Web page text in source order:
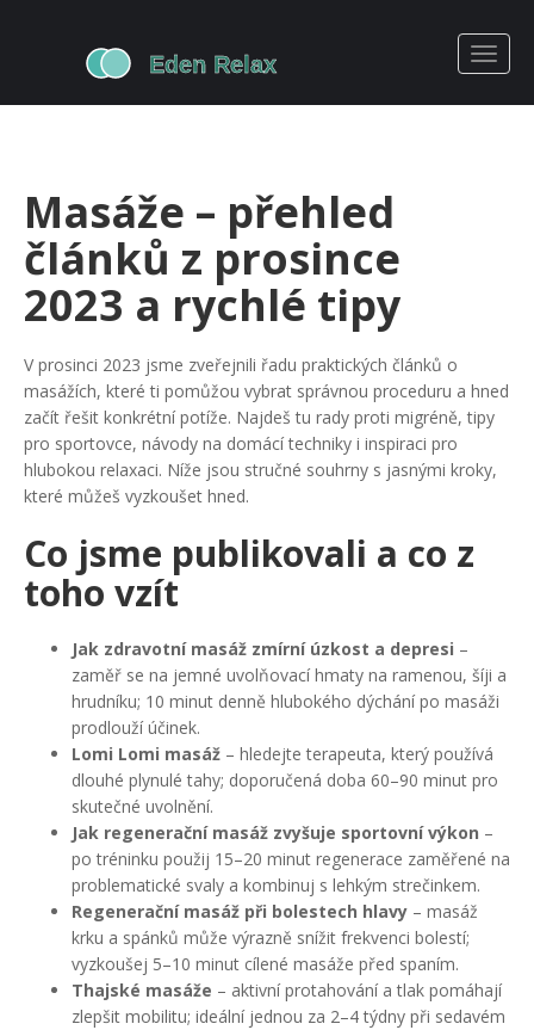
Masáže – přehled
článků z prosince
2023 a rychlé tipy
V prosinci 2023 jsme zveřejnili řadu praktických článků o
masážích, které ti pomůžou vybrat správnou proceduru a hned
začít řešit konkrétní potíže. Najdeš tu rady proti migréně, tipy
pro sportovce, návody na domácí techniky i inspiraci pro
hlubokou relaxaci. Níže jsou stručné souhrny s jasnými kroky,
které můžeš vyzkoušet hned.
Co jsme publikovali a co z
toho vzít
Jak zdravotní masáž zmírní úzkost a depresi –
zaměř se na jemné uvolňovací hmaty na ramenou, šíji a
hrudníku; 10 minut denně hlubokého dýchání po masáži
prodlouží účinek.
Lomi Lomi masáž – hledejte terapeuta, který používá
dlouhé plynulé tahy; doporučená doba 60–90 minut pro
skutečné uvolnění.
Jak regenerační masáž zvyšuje sportovní výkon –
po tréninku použij 15–20 minut regenerace zaměřené na
problematické svaly a kombinuj s lehkým strečinkem.
Regenerační masáž při bolestech hlavy – masáž
krku a spánků může výrazně snížit frekvenci bolestí;
vyzkoušej 5–10 minut cílené masáže před spaním.
Thajské masáže – aktivní protahování a tlak pomáhají
zlepšit mobilitu; ideální jednou za 2–4 týdny při sedavém